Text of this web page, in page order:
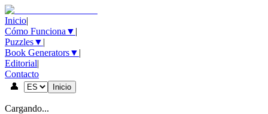
Inicio|
Cómo Funciona ▼ |
Puzzles▼ |
Book Generators▼ |
Editorial|
Contacto
👤
Inicio
Cargando...